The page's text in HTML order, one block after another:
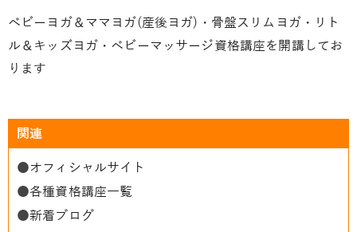
ベビーヨガ＆ママヨガ(産後ヨガ)・骨盤スリムヨガ・リト
ル＆キッズヨガ・ベビーマッサージ資格講座を開講してお
ります
関連
●オフィシャルサイト
●各種資格講座一覧
●新着ブログ